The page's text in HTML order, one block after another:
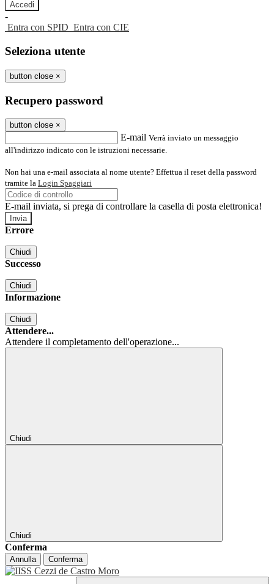
-
Entra con SPID Entra con CIE
Seleziona utente
button close ×
Recupero password
button close ×
E-mail Verrà inviato un messaggio
all'indirizzo indicato con le istruzioni necessarie.
Non hai una e-mail associata al nome utente? Effettua il reset della password
tramite la Login Spaggiari
E-mail inviata, si prega di controllare la casella di posta elettronica!
Errore
Chiudi
Successo
Chiudi
Informazione
Chiudi
Attendere...
Attendere il completamento dell'operazione...
Chiudi
Chiudi
Conferma
Annulla Conferma